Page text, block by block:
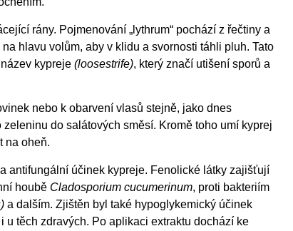
rány. Pojmenování „lythrum“ pochází z řečtiny a
hlavu volům, aby v klidu a svornosti táhli pluh. Tato
kypreje (loosestrife), který značí utišení sporů a
nebo k obarvení vlasů stejně, jako dnes
do salátových směsí. Kromě toho umí kyprej
na oheň.
antifungální účinek kypreje. Fenolické látky zajišťují
houbě Cladosporium cucumerinum, proti bakteriím
a dalším. Zjištěn byl také hypoglykemický účinek
u těch zdravých. Po aplikaci extraktu dochází ke